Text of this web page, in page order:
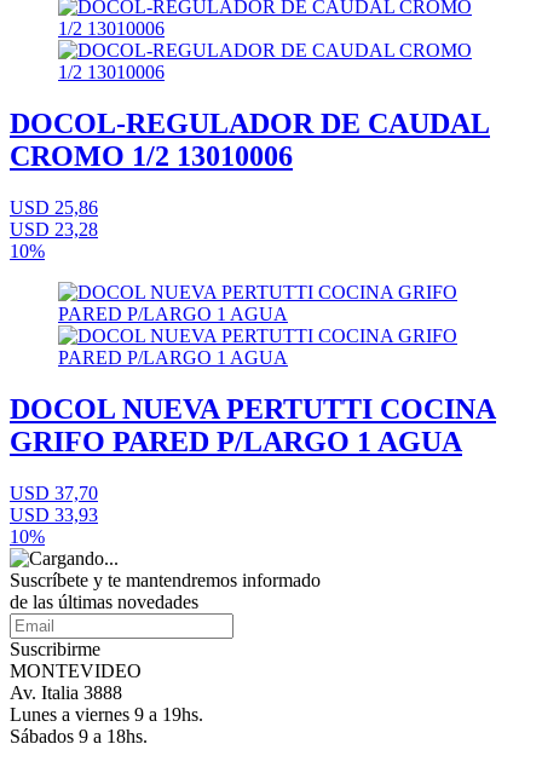
DOCOL-REGULADOR DE CAUDAL
CROMO 1/2 13010006
USD 25,86
USD 23,28
10%
DOCOL NUEVA PERTUTTI COCINA
GRIFO PARED P/LARGO 1 AGUA
USD 37,70
USD 33,93
10%
Suscríbete y te mantendremos informado
de las últimas novedades
Suscribirme
MONTEVIDEO
Av. Italia 3888
Lunes a viernes 9 a 19hs.
Sábados 9 a 18hs.